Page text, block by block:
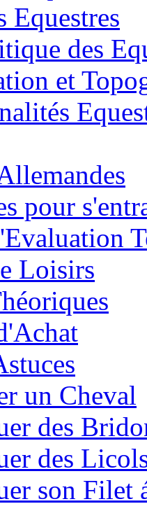
Equestres
des
et
pour
Loisirs
un Cheval
des
des
son Filet